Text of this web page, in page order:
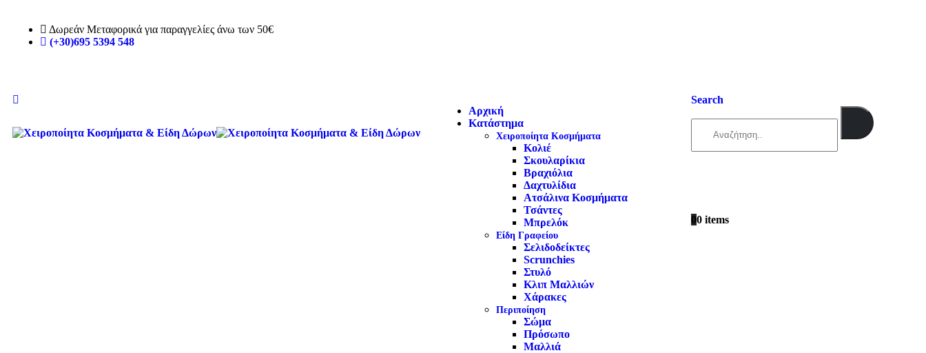
Δωρεάν Μεταφορικά για παραγγελίες άνω των 50€
(+30)695 5394 548
Αρχική
Κατάστημα
Χειροποίητα Κοσμήματα
Κολιέ
Σκουλαρίκια
Βραχιόλια
Δαχτυλίδια
Ατσάλινα Κοσμήματα
Τσάντες
Μπρελόκ
Είδη Γραφείου
Σελιδοδείκτες
Scrunchies
Στυλό
Κλιπ Μαλλιών
Χάρακες
Περιποίηση
Σώμα
Πρόσωπο
Μαλλιά
Search
00 items